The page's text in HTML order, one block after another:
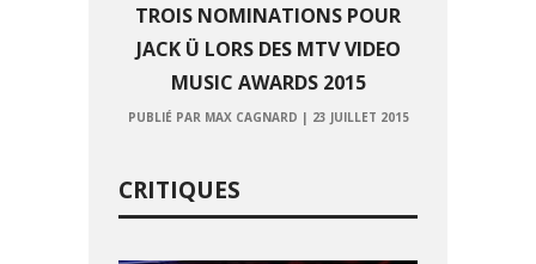
TROIS NOMINATIONS POUR
JACK Ü LORS DES MTV VIDEO
MUSIC AWARDS 2015
PUBLIÉ PAR MAX CAGNARD | 23 JUILLET 2015
CRITIQUES